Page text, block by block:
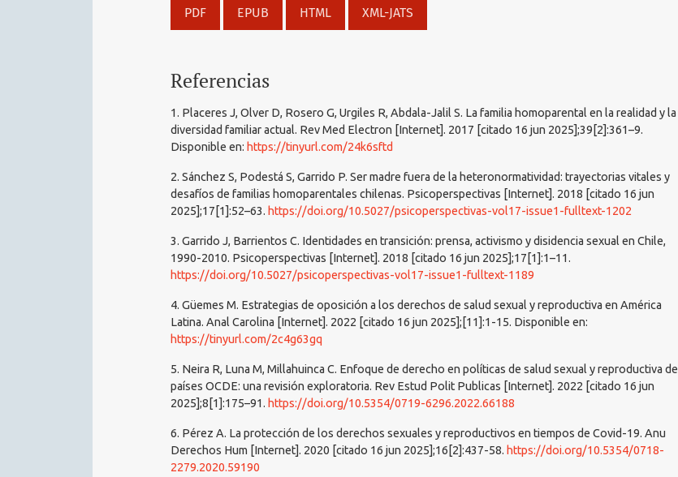
PDF EPUB HTML XML-JATS
Referencias
1. Placeres J, Olver D, Rosero G, Urgiles R, Abdala-Jalil S. La familia homoparental en la realidad y la
diversidad familiar actual. Rev Med Electron [Internet]. 2017 [citado 16 jun 2025];39[2]:361–9.
Disponible en: https://tinyurl.com/24k6sftd
2. Sánchez S, Podestá S, Garrido P. Ser madre fuera de la heteronormatividad: trayectorias vitales y
desafíos de familias homoparentales chilenas. Psicoperspectivas [Internet]. 2018 [citado 16 jun
2025];17[1]:52–63. https://doi.org/10.5027/psicoperspectivas-vol17-issue1-fulltext-1202
3. Garrido J, Barrientos C. Identidades en transición: prensa, activismo y disidencia sexual en Chile,
1990-2010. Psicoperspectivas [Internet]. 2018 [citado 16 jun 2025];17[1]:1–11.
https://doi.org/10.5027/psicoperspectivas-vol17-issue1-fulltext-1189
4. Güemes M. Estrategias de oposición a los derechos de salud sexual y reproductiva en América
Latina. Anal Carolina [Internet]. 2022 [citado 16 jun 2025];[11]:1-15. Disponible en:
https://tinyurl.com/2c4g63gq
5. Neira R, Luna M, Millahuinca C. Enfoque de derecho en políticas de salud sexual y reproductiva de
países OCDE: una revisión exploratoria. Rev Estud Polit Publicas [Internet]. 2022 [citado 16 jun
2025];8[1]:175–91. https://doi.org/10.5354/0719-6296.2022.66188
6. Pérez A. La protección de los derechos sexuales y reproductivos en tiempos de Covid-19. Anu
Derechos Hum [Internet]. 2020 [citado 16 jun 2025];16[2]:437-58. https://doi.org/10.5354/0718-
2279.2020.59190